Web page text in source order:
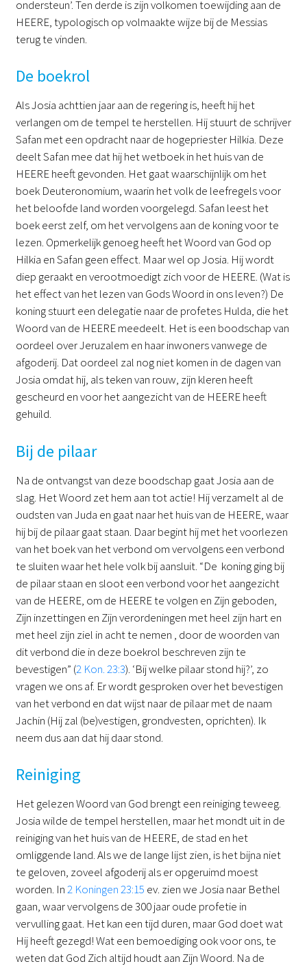
ondersteun’. Ten derde is zijn volkomen toewijding aan de
HEERE, typologisch op volmaakte wijze bij de Messias
terug te vinden.
De boekrol
Als Josia achttien jaar aan de regering is, heeft hij het
verlangen om de tempel te herstellen. Hij stuurt de schrijver
Safan met een opdracht naar de hogepriester Hilkia. Deze
deelt Safan mee dat hij het wetboek in het huis van de
HEERE heeft gevonden. Het gaat waarschijnlijk om het
boek Deuteronomium, waarin het volk de leefregels voor
het beloofde land worden voorgelegd. Safan leest het
boek eerst zelf, om het vervolgens aan de koning voor te
lezen. Opmerkelijk genoeg heeft het Woord van God op
Hilkia en Safan geen effect. Maar wel op Josia. Hij wordt
diep geraakt en verootmoedigt zich voor de HEERE. (Wat is
het effect van het lezen van Gods Woord in ons leven?) De
koning stuurt een delegatie naar de profetes Hulda, die het
Woord van de HEERE meedeelt. Het is een boodschap van
oordeel over Jeruzalem en haar inwoners vanwege de
afgoderij. Dat oordeel zal nog niet komen in de dagen van
Josia omdat hij, als teken van rouw, zijn kleren heeft
gescheurd en voor het aangezicht van de HEERE heeft
gehuild.
Bij de pilaar
Na de ontvangst van deze boodschap gaat Josia aan de
slag. Het Woord zet hem aan tot actie! Hij verzamelt al de
oudsten van Juda en gaat naar het huis van de HEERE, waar
hij bij de pilaar gaat staan. Daar begint hij met het voorlezen
van het boek van het verbond om vervolgens een verbond
te sluiten waar het hele volk bij aansluit. “De koning ging bij
de pilaar staan en sloot een verbond voor het aangezicht
van de HEERE, om de HEERE te volgen en Zijn geboden,
Zijn inzettingen en Zijn verordeningen met heel zijn hart en
met heel zijn ziel in acht te nemen , door de woorden van
dit verbond die in deze boekrol beschreven zijn te
bevestigen” (2 Kon. 23:3). ‘Bij welke pilaar stond hij?’, zo
vragen we ons af. Er wordt gesproken over het bevestigen
van het verbond en dat wijst naar de pilaar met de naam
Jachin (Hij zal (be)vestigen, grondvesten, oprichten). Ik
neem dus aan dat hij daar stond.
Reiniging
Het gelezen Woord van God brengt een reiniging teweeg.
Josia wilde de tempel herstellen, maar het mondt uit in de
reiniging van het huis van de HEERE, de stad en het
omliggende land. Als we de lange lijst zien, is het bijna niet
te geloven, zoveel afgoderij als er opgeruimd moest
worden. In2 Koningen 23:15 ev. zien we Josia naar Bethel
gaan, waar vervolgens de 300 jaar oude profetie in
vervulling gaat. Het kan een tijd duren, maar God doet wat
Hij heeft gezegd! Wat een bemoediging ook voor ons, te
weten dat God Zich altijd houdt aan Zijn Woord. Na de